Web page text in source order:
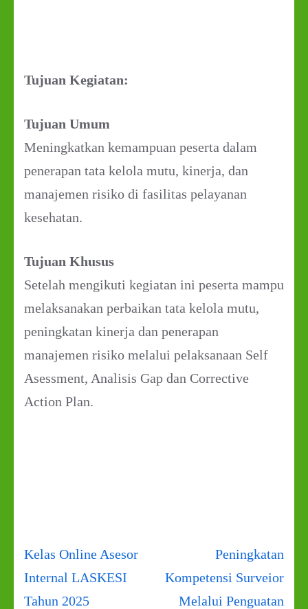
Tujuan Kegiatan:
Tujuan Umum
Meningkatkan kemampuan peserta dalam
penerapan tata kelola mutu, kinerja, dan
manajemen risiko di fasilitas pelayanan
kesehatan.
Tujuan Khusus
Setelah mengikuti kegiatan ini peserta mampu
melaksanakan perbaikan tata kelola mutu,
peningkatan kinerja dan penerapan
manajemen risiko melalui pelaksanaan Self
Asessment, Analisis Gap dan Corrective
Action Plan.
Navigasi
pos
Kelas Online Asesor
Internal LASKESI
Tahun 2025
Peningkatan
Kompetensi Surveior
Melalui Penguatan